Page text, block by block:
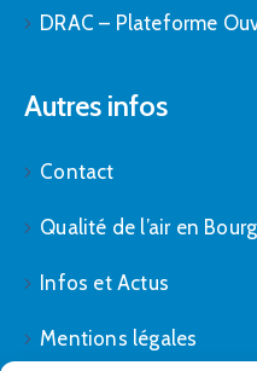
DRAC – Plateforme
Autres infos
Contact
Qualité de l’air en
Infos et Actus
Mentions légales